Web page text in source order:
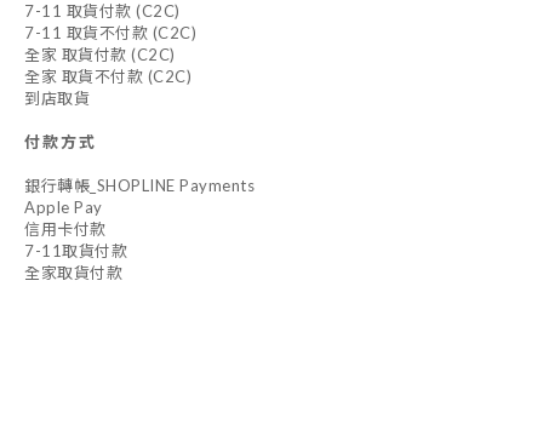
7-11 取貨付款 (C2C)
7-11 取貨不付款 (C2C)
全家 取貨付款 (C2C)
全家 取貨不付款 (C2C)
到店取貨
付款方式
銀行轉帳_SHOPLINE Payments
Apple Pay
信用卡付款
7-11取貨付款
全家取貨付款